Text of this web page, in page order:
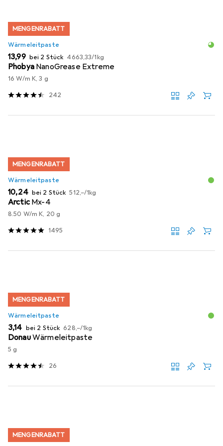
MENGENRABATT
Wärmeleitpaste
EUR
13,99 bei 2 Stück EUR
4663,33/1kg
Phobya NanoGrease Extreme
16 W/m K, 3 g
242
MENGENRABATT
Wärmeleitpaste
EUR
10,24 bei 2 Stück EUR
512,–/1kg
Arctic Mx-4
8.50 W/m K, 20 g
1495
MENGENRABATT
Wärmeleitpaste
EUR
3,14 bei 2 Stück EUR
628,–/1kg
DonauWärmeleitpaste
5 g
26
MENGENRABATT